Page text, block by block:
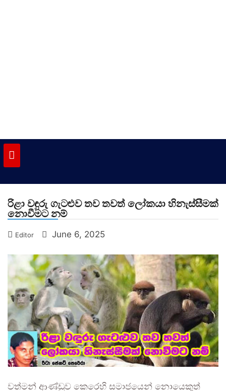
රිළා වඳුරු ගැටළුව තව තවත් ලෝකයා හිනැස්සීමක්
නොවීමට නම්
Editor June 6, 2025
වත්මන් ආණ්ඩුව කෙරෙහි සමාජයෙන් නොයෙකුත්